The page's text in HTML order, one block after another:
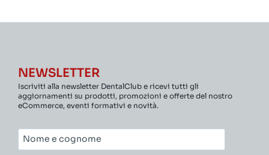
NEWSLETTER
Iscriviti alla newsletter DentalClub e ricevi tutti gli
aggiornamenti su prodotti, promozioni e offerte del nostro
eCommerce, eventi formativi e novità.
Nome
e